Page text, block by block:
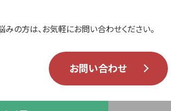
の方は、お気軽にお問い合わせください。
お問い合わせ